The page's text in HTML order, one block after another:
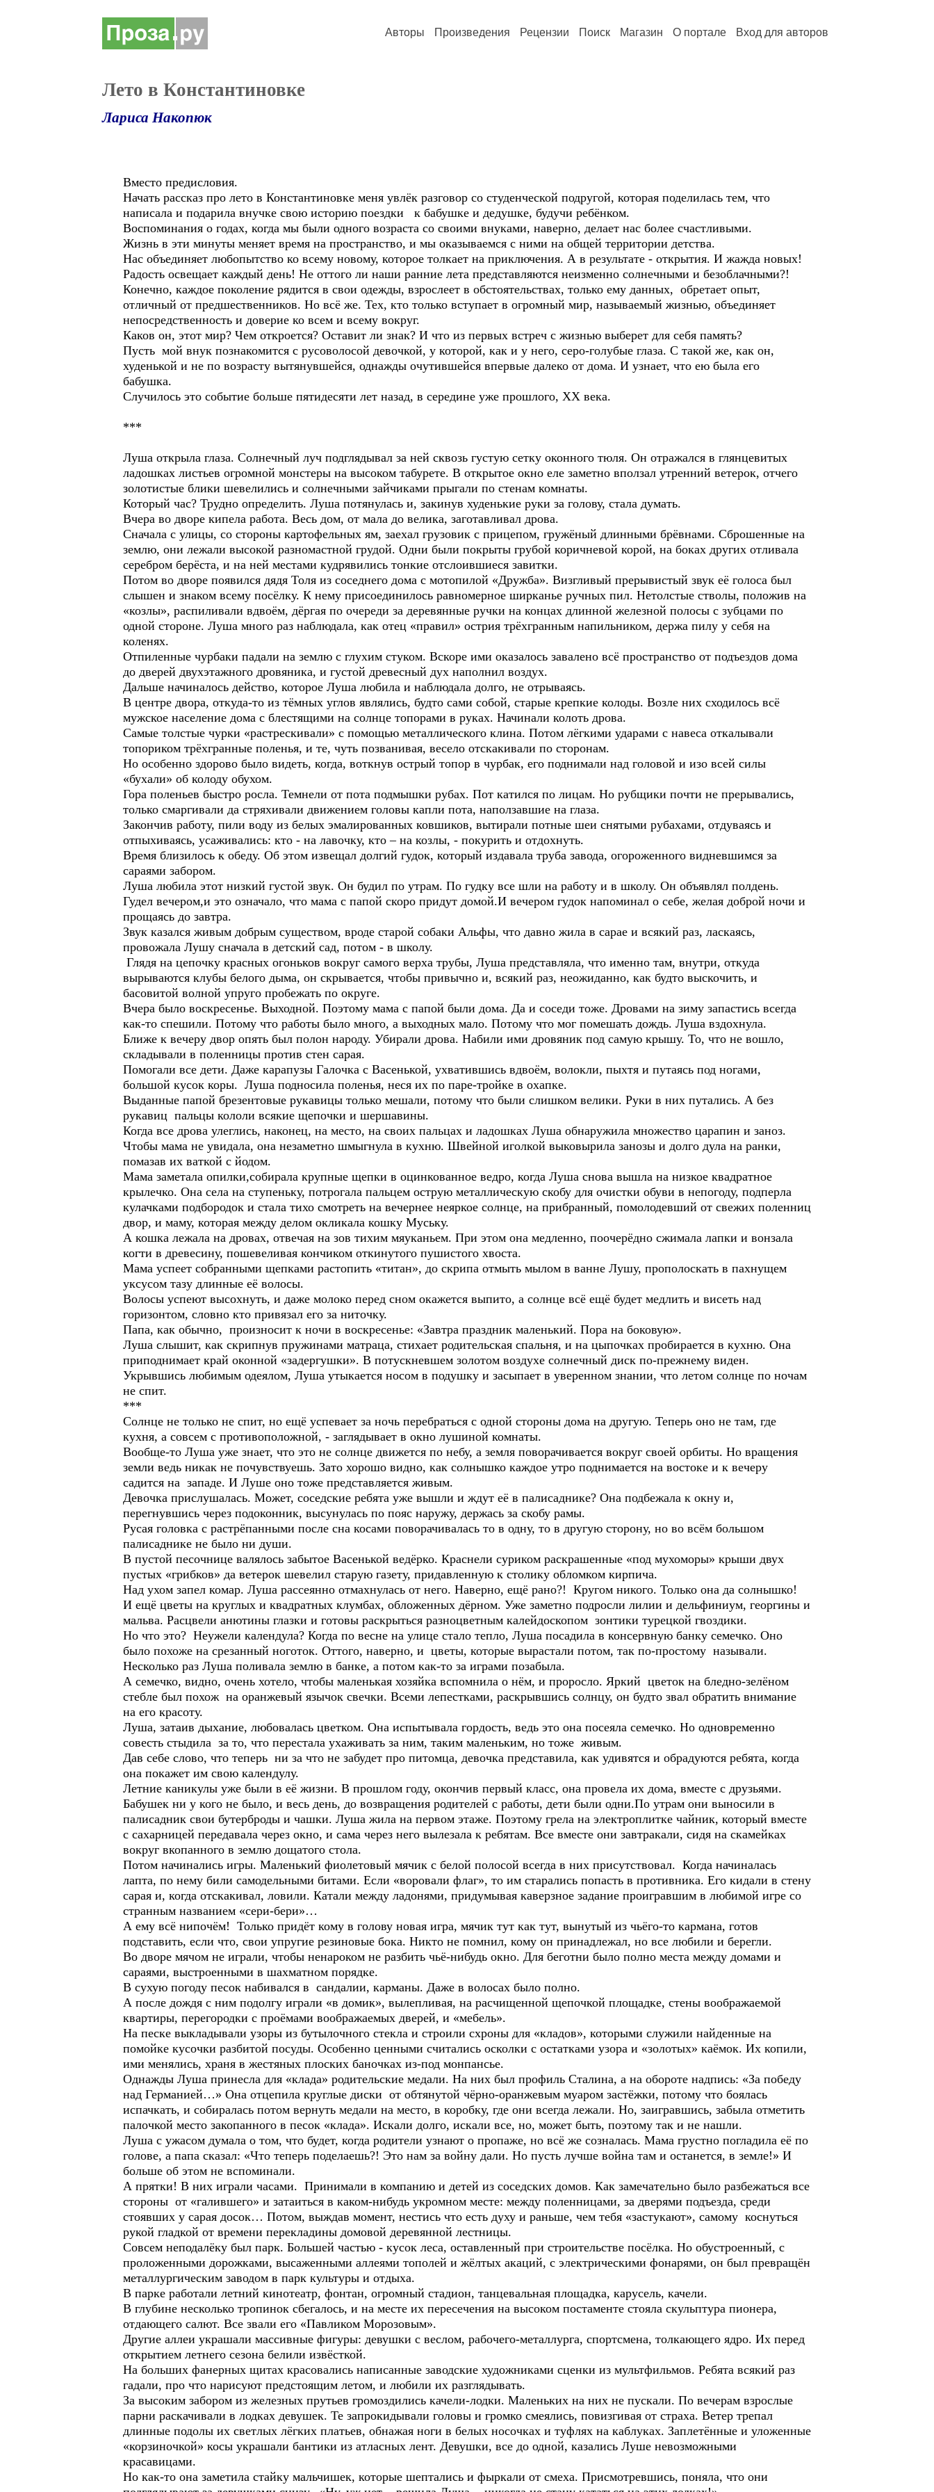
Авторы Произведения Рецензии Поиск Магазин О портале Вход для авторов
Лето в Константиновке
Лариса Накопюк
Вместо предисловия.
Начать рассказ про лето в Константиновке меня увлёк разговор со студенческой подругой, которая поделилась тем, что
написала и подарила внучке свою историю поездки к бабушке и дедушке, будучи ребёнком.
Воспоминания о годах, когда мы были одного возраста со своими внуками, наверно, делает нас более счастливыми.
Жизнь в эти минуты меняет время на пространство, и мы оказываемся с ними на общей территории детства.
Нас объединяет любопытство ко всему новому, которое толкает на приключения. А в результате - открытия. И жажда новых!
Радость освещает каждый день! Не оттого ли наши ранние лета представляются неизменно солнечными и безоблачными?!
Конечно, каждое поколение рядится в свои одежды, взрослеет в обстоятельствах, только ему данных, обретает опыт,
отличный от предшественников. Но всё же. Тех, кто только вступает в огромный мир, называемый жизнью, объединяет
непосредственность и доверие ко всем и всему вокруг.
Каков он, этот мир? Чем откроется? Оставит ли знак? И что из первых встреч с жизнью выберет для себя память?
Пусть мой внук познакомится с русоволосой девочкой, у которой, как и у него, серо-голубые глаза. С такой же, как он,
худенькой и не по возрасту вытянувшейся, однажды очутившейся впервые далеко от дома. И узнает, что ею была его
бабушка.
Случилось это событие больше пятидесяти лет назад, в середине уже прошлого, ХХ века.
***
Луша открыла глаза. Солнечный луч подглядывал за ней сквозь густую сетку оконного тюля. Он отражался в глянцевитых
ладошках листьев огромной монстеры на высоком табурете. В открытое окно еле заметно вползал утренний ветерок, отчего
золотистые блики шевелились и солнечными зайчиками прыгали по стенам комнаты.
Который час? Трудно определить. Луша потянулась и, закинув худенькие руки за голову, стала думать.
Вчера во дворе кипела работа. Весь дом, от мала до велика, заготавливал дрова.
Сначала с улицы, со стороны картофельных ям, заехал грузовик с прицепом, гружёный длинными брёвнами. Сброшенные на
землю, они лежали высокой разномастной грудой. Одни были покрыты грубой коричневой корой, на боках других отливала
серебром берёста, и на ней местами кудрявились тонкие отслоившиеся завитки.
Потом во дворе появился дядя Толя из соседнего дома с мотопилой «Дружба». Визгливый прерывистый звук её голоса был
слышен и знаком всему посёлку. К нему присоединилось равномерное ширканье ручных пил. Нетолстые стволы, положив на
«козлы», распиливали вдвоём, дёргая по очереди за деревянные ручки на концах длинной железной полосы с зубцами по
одной стороне. Луша много раз наблюдала, как отец «правил» острия трёхгранным напильником, держа пилу у себя на
коленях.
Отпиленные чурбаки падали на землю с глухим стуком. Вскоре ими оказалось завалено всё пространство от подъездов дома
до дверей двухэтажного дровяника, и густой древесный дух наполнил воздух.
Дальше начиналось действо, которое Луша любила и наблюдала долго, не отрываясь.
В центре двора, откуда-то из тёмных углов являлись, будто сами собой, старые крепкие колоды. Возле них сходилось всё
мужское население дома с блестящими на солнце топорами в руках. Начинали колоть дрова.
Самые толстые чурки «растрескивали» с помощью металлического клина. Потом лёгкими ударами с навеса откалывали
топориком трёхгранные поленья, и те, чуть позванивая, весело отскакивали по сторонам.
Но особенно здорово было видеть, когда, воткнув острый топор в чурбак, его поднимали над головой и изо всей силы
«бухали» об колоду обухом.
Гора поленьев быстро росла. Темнели от пота подмышки рубах. Пот катился по лицам. Но рубщики почти не прерывались,
только смаргивали да стряхивали движением головы капли пота, наползавшие на глаза.
Закончив работу, пили воду из белых эмалированных ковшиков, вытирали потные шеи снятыми рубахами, отдуваясь и
отпыхиваясь, усаживались: кто - на лавочку, кто – на козлы, - покурить и отдохнуть.
Время близилось к обеду. Об этом извещал долгий гудок, который издавала труба завода, огороженного видневшимся за
сараями забором.
Луша любила этот низкий густой звук. Он будил по утрам. По гудку все шли на работу и в школу. Он объявлял полдень.
Гудел вечером,и это означало, что мама с папой скоро придут домой.И вечером гудок напоминал о себе, желая доброй ночи и
прощаясь до завтра.
Звук казался живым добрым существом, вроде старой собаки Альфы, что давно жила в сарае и всякий раз, ласкаясь,
провожала Лушу сначала в детский сад, потом - в школу.
Глядя на цепочку красных огоньков вокруг самого верха трубы, Луша представляла, что именно там, внутри, откуда
вырываются клубы белого дыма, он скрывается, чтобы привычно и, всякий раз, неожиданно, как будто выскочить, и
басовитой волной упруго пробежать по округе.
Вчера было воскресенье. Выходной. Поэтому мама с папой были дома. Да и соседи тоже. Дровами на зиму запастись всегда
как-то спешили. Потому что работы было много, а выходных мало. Потому что мог помешать дождь. Луша вздохнула.
Ближе к вечеру двор опять был полон народу. Убирали дрова. Набили ими дровяник под самую крышу. То, что не вошло,
складывали в поленницы против стен сарая.
Помогали все дети. Даже карапузы Галочка с Васенькой, ухватившись вдвоём, волокли, пыхтя и путаясь под ногами,
большой кусок коры. Луша подносила поленья, неся их по паре-тройке в охапке.
Выданные папой брезентовые рукавицы только мешали, потому что были слишком велики. Руки в них путались. А без
рукавиц пальцы кололи всякие щепочки и шершавины.
Когда все дрова улеглись, наконец, на место, на своих пальцах и ладошках Луша обнаружила множество царапин и заноз.
Чтобы мама не увидала, она незаметно шмыгнула в кухню. Швейной иголкой выковырила занозы и долго дула на ранки,
помазав их ваткой с йодом.
Мама заметала опилки,собирала крупные щепки в оцинкованное ведро, когда Луша снова вышла на низкое квадратное
крылечко. Она села на ступеньку, потрогала пальцем острую металлическую скобу для очистки обуви в непогоду, подперла
кулачками подбородок и стала тихо смотреть на вечернее неяркое солнце, на прибранный, помолодевший от свежих поленниц
двор, и маму, которая между делом окликала кошку Муську.
А кошка лежала на дровах, отвечая на зов тихим мяуканьем. При этом она медленно, поочерёдно сжимала лапки и вонзала
когти в древесину, пошевеливая кончиком откинутого пушистого хвоста.
Мама успеет собранными щепками растопить «титан», до скрипа отмыть мылом в ванне Лушу, прополоскать в пахнущем
уксусом тазу длинные её волосы.
Волосы успеют высохнуть, и даже молоко перед сном окажется выпито, а солнце всё ещё будет медлить и висеть над
горизонтом, словно кто привязал его за ниточку.
Папа, как обычно, произносит к ночи в воскресенье: «Завтра праздник маленький. Пора на боковую».
Луша слышит, как скрипнув пружинами матраца, стихает родительская спальня, и на цыпочках пробирается в кухню. Она
приподнимает край оконной «задергушки». В потускневшем золотом воздухе солнечный диск по-прежнему виден.
Укрывшись любимым одеялом, Луша утыкается носом в подушку и засыпает в уверенном знании, что летом солнце по ночам
не спит.
***
Солнце не только не спит, но ещё успевает за ночь перебраться с одной стороны дома на другую. Теперь оно не там, где
кухня, а совсем с противоположной, - заглядывает в окно лушиной комнаты.
Вообще-то Луша уже знает, что это не солнце движется по небу, а земля поворачивается вокруг своей орбиты. Но вращения
земли ведь никак не почувствуешь. Зато хорошо видно, как солнышко каждое утро поднимается на востоке и к вечеру
садится на западе. И Луше оно тоже представляется живым.
Девочка прислушалась. Может, соседские ребята уже вышли и ждут её в палисаднике? Она подбежала к окну и,
перегнувшись через подоконник, высунулась по пояс наружу, держась за скобу рамы.
Русая головка с растрёпанными после сна косами поворачивалась то в одну, то в другую сторону, но во всём большом
палисаднике не было ни души.
В пустой песочнице валялось забытое Васенькой ведёрко. Краснели суриком раскрашенные «под мухоморы» крыши двух
пустых «грибков» да ветерок шевелил старую газету, придавленную к столику обломком кирпича.
Над ухом запел комар. Луша рассеянно отмахнулась от него. Наверно, ещё рано?! Кругом никого. Только она да солнышко!
И ещё цветы на круглых и квадратных клумбах, обложенных дёрном. Уже заметно подросли лилии и дельфиниум, георгины и
мальва. Расцвели анютины глазки и готовы раскрыться разноцветным калейдоскопом зонтики турецкой гвоздики.
Но что это? Неужели календула? Когда по весне на улице стало тепло, Луша посадила в консервную банку семечко. Оно
было похоже на срезанный ноготок. Оттого, наверно, и цветы, которые вырастали потом, так по-простому называли.
Несколько раз Луша поливала землю в банке, а потом как-то за играми позабыла.
А семечко, видно, очень хотело, чтобы маленькая хозяйка вспомнила о нём, и проросло. Яркий цветок на бледно-зелёном
стебле был похож на оранжевый язычок свечки. Всеми лепестками, раскрывшись солнцу, он будто звал обратить внимание
на его красоту.
Луша, затаив дыхание, любовалась цветком. Она испытывала гордость, ведь это она посеяла семечко. Но одновременно
совесть стыдила за то, что перестала ухаживать за ним, таким маленьким, но тоже живым.
Дав себе слово, что теперь ни за что не забудет про питомца, девочка представила, как удивятся и обрадуются ребята, когда
она покажет им свою календулу.
Летние каникулы уже были в её жизни. В прошлом году, окончив первый класс, она провела их дома, вместе с друзьями.
Бабушек ни у кого не было, и весь день, до возвращения родителей с работы, дети были одни.По утрам они выносили в
палисадник свои бутерброды и чашки. Луша жила на первом этаже. Поэтому грела на электроплитке чайник, который вместе
с сахарницей передавала через окно, и сама через него вылезала к ребятам. Все вместе они завтракали, сидя на скамейках
вокруг вкопанного в землю дощатого стола.
Потом начинались игры. Маленький фиолетовый мячик с белой полосой всегда в них присутствовал. Когда начиналась
лапта, по нему били самодельными битами. Если «воровали флаг», то им старались попасть в противника. Его кидали в стену
сарая и, когда отскакивал, ловили. Катали между ладонями, придумывая каверзное задание проигравшим в любимой игре со
странным названием «сери-бери»…
А ему всё нипочём! Только придёт кому в голову новая игра, мячик тут как тут, вынутый из чьёго-то кармана, готов
подставить, если что, свои упругие резиновые бока. Никто не помнил, кому он принадлежал, но все любили и берегли.
Во дворе мячом не играли, чтобы ненароком не разбить чьё-нибудь окно. Для беготни было полно места между домами и
сараями, выстроенными в шахматном порядке.
В сухую погоду песок набивался в сандалии, карманы. Даже в волосах было полно.
А после дождя с ним подолгу играли «в домик», вылепливая, на расчищенной щепочкой площадке, стены воображаемой
квартиры, перегородки с проёмами воображаемых дверей, и «мебель».
На песке выкладывали узоры из бутылочного стекла и строили схроны для «кладов», которыми служили найденные на
помойке кусочки разбитой посуды. Особенно ценными считались осколки с остатками узора и «золотых» каёмок. Их копили,
ими менялись, храня в жестяных плоских баночках из-под монпансье.
Однажды Луша принесла для «клада» родительские медали. На них был профиль Сталина, а на обороте надпись: «За победу
над Германией…» Она отцепила круглые диски от обтянутой чёрно-оранжевым муаром застёжки, потому что боялась
испачкать, и собиралась потом вернуть медали на место, в коробку, где они всегда лежали. Но, заигравшись, забыла отметить
палочкой место закопанного в песок «клада». Искали долго, искали все, но, может быть, поэтому так и не нашли.
Луша с ужасом думала о том, что будет, когда родители узнают о пропаже, но всё же созналась. Мама грустно погладила её по
голове, а папа сказал: «Что теперь поделаешь?! Это нам за войну дали. Но пусть лучше война там и останется, в земле!» И
больше об этом не вспоминали.
А прятки! В них играли часами. Принимали в компанию и детей из соседских домов. Как замечательно было разбежаться все
стороны от «галившего» и затаиться в каком-нибудь укромном месте: между поленницами, за дверями подъезда, среди
стоявших у сарая досок… Потом, выждав момент, нестись что есть духу и раньше, чем тебя «застукают», самому коснуться
рукой гладкой от времени перекладины домовой деревянной лестницы.
Совсем неподалёку был парк. Большей частью - кусок леса, оставленный при строительстве посёлка. Но обустроенный, с
проложенными дорожками, высаженными аллеями тополей и жёлтых акаций, с электрическими фонарями, он был превращён
металлургическим заводом в парк культуры и отдыха.
В парке работали летний кинотеатр, фонтан, огромный стадион, танцевальная площадка, карусель, качели.
В глубине несколько тропинок сбегалось, и на месте их пересечения на высоком постаменте стояла скульптура пионера,
отдающего салют. Все звали его «Павликом Морозовым».
Другие аллеи украшали массивные фигуры: девушки с веслом, рабочего-металлурга, спортсмена, толкающего ядро. Их перед
открытием летнего сезона белили извёсткой.
На больших фанерных щитах красовались написанные заводские художниками сценки из мультфильмов. Ребята всякий раз
гадали, про что нарисуют предстоящим летом, и любили их разглядывать.
За высоким забором из железных прутьев громоздились качели-лодки. Маленьких на них не пускали. По вечерам взрослые
парни раскачивали в лодках девушек. Те запрокидывали головы и громко смеялись, повизгивая от страха. Ветер трепал
длинные подолы их светлых лёгких платьев, обнажая ноги в белых носочках и туфлях на каблуках. Заплетённые и уложенные
«корзиночкой» косы украшали бантики из атласных лент. Девушки, все до одной, казались Луше невозможными
красавицами.
Но как-то она заметила стайку мальчишек, которые шептались и фыркали от смеха. Присмотревшись, поняла, что они